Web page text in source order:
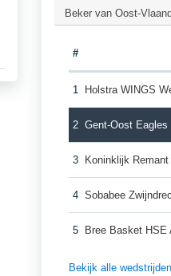
Beker van Oost-
#
1 Holstra WINGS
2 Gent-Oost Eagles
3 Koninklijk
4 Sobabee
5 Bree Basket HSE
Bekijk alle